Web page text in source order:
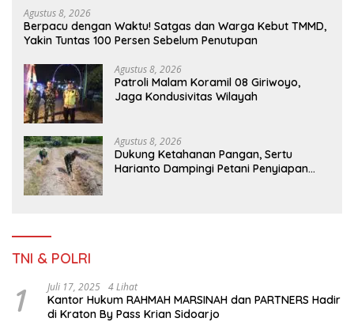
Agustus 8, 2026
Berpacu dengan Waktu! Satgas dan Warga Kebut TMMD,
Yakin Tuntas 100 Persen Sebelum Penutupan
Agustus 8, 2026
Patroli Malam Koramil 08 Giriwoyo,
Jaga Kondusivitas Wilayah
Agustus 8, 2026
Dukung Ketahanan Pangan, Sertu
Harianto Dampingi Petani Penyiapan
TNI & POLRI
1 Juli 17, 2025 4 Lihat
Kantor Hukum RAHMAH MARSINAH dan PARTNERS Hadir
di Kraton By Pass Krian Sidoarjo